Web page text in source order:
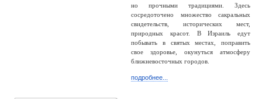
но прочными традициями. Здесь
сосредоточено множество сакральных
свидетельств, исторических мест,
природных красот. В Израиль едут
побывать в святых местах, поправить
свое здоровье, окунуться атмосферу
ближневосточных городов.
подробнее...